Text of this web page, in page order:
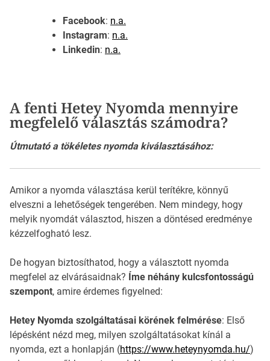
Facebook: n.a.
Instagram: n.a.
Linkedin: n.a.
A fenti Hetey Nyomda mennyire
megfelelő választás számodra?
Útmutató a tökéletes nyomda kiválasztásához:
Amikor a nyomda választása kerül terítékre, könnyű
elveszni a lehetőségek tengerében. Nem mindegy, hogy
melyik nyomdát választod, hiszen a döntésed eredménye
kézzelfogható lesz.
De hogyan biztosíthatod, hogy a választott nyomda
megfelel az elvárásaidnak? Íme néhány kulcsfontosságú
szempont, amire érdemes figyelned:
Hetey Nyomda szolgáltatásai körének felmérése: Első
lépésként nézd meg, milyen szolgáltatásokat kínál a
nyomda, ezt a honlapján (https://www.heteynyomda.hu/)